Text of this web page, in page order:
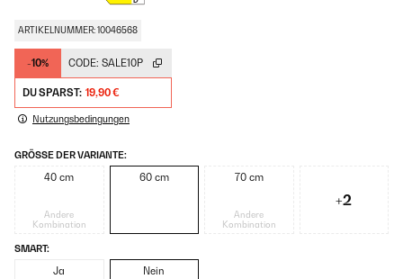
ARTIKELNUMMER: 10046568
-10% CODE: SALE10P
DU SPARST: 19,90 €
Nutzungsbedingungen
GRÖSSE DER VARIANTE:
40 cm
Andere
Kombination
60 cm 70 cm
Andere
Kombination
+2
SMART:
Ja Nein